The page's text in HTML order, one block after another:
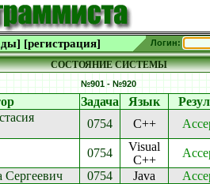
[регистрация] Логин:
СОСТОЯНИЕ СИСТЕМЫ
№901 - №920
Задача Язык
0754 C++
0754
Visual
C++
Сергеевич 0754 Java